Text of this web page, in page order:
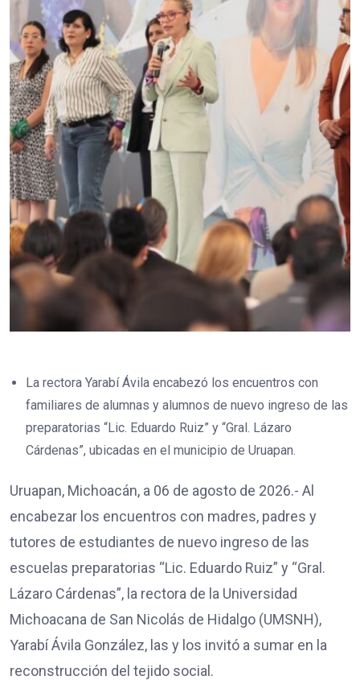
La rectora Yarabí Ávila encabezó los encuentros con
familiares de alumnas y alumnos de nuevo ingreso de las
preparatorias “Lic. Eduardo Ruiz” y “Gral. Lázaro
Cárdenas”, ubicadas en el municipio de Uruapan.
Uruapan, Michoacán, a 06 de agosto de 2026.- Al
encabezar los encuentros con madres, padres y
tutores de estudiantes de nuevo ingreso de las
escuelas preparatorias “Lic. Eduardo Ruiz” y “Gral.
Lázaro Cárdenas”, la rectora de la Universidad
Michoacana de San Nicolás de Hidalgo (UMSNH),
Yarabí Ávila González, las y los invitó a sumar en la
reconstrucción del tejido social.